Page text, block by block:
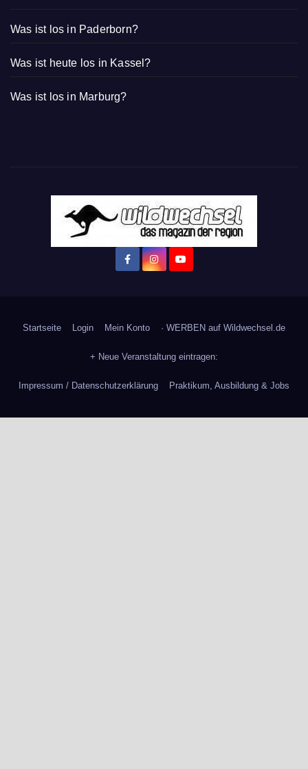
Was ist los in Paderborn?
Was ist heute los in Kassel?
Was ist los in Marburg?
Startseite Login Mein Konto · WERBEN auf Wildwechsel.de
+ Neue Veranstaltung eintragen:
Impressum / Datenschutzerklärung Praktikum, Ausbildung & Jobs